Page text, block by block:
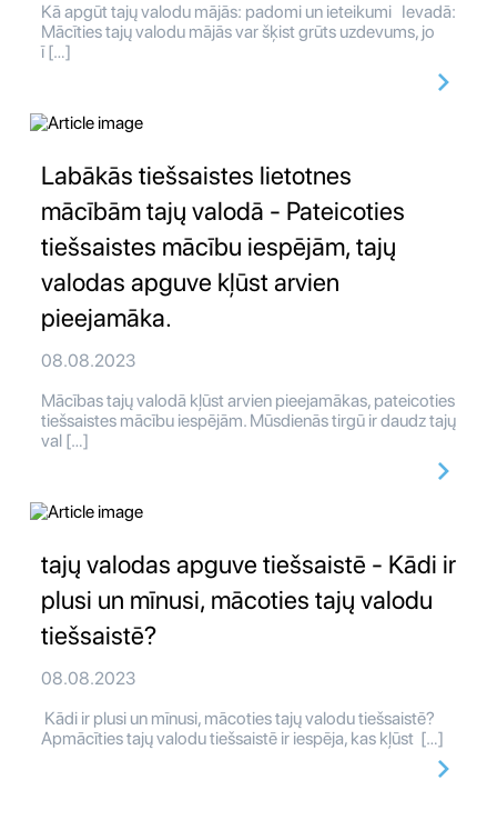
Kā apgūt tajų valodu mājās: padomi un ieteikumi Ievadā:
Mācīties tajų valodu mājās var šķist grūts uzdevums, jo
ī […]
Labākās tiešsaistes lietotnes
mācībām tajų valodā - Pateicoties
tiešsaistes mācību iespējām, tajų
valodas apguve kļūst arvien
pieejamāka.
08.08.2023
Mācības tajų valodā kļūst arvien pieejamākas, pateicoties
tiešsaistes mācību iespējām. Mūsdienās tirgū ir daudz tajų
val […]
tajų valodas apguve tiešsaistē - Kādi ir
plusi un mīnusi, mācoties tajų valodu
tiešsaistē?
08.08.2023
Kādi ir plusi un mīnusi, mācoties tajų valodu tiešsaistē?
Apmācīties tajų valodu tiešsaistē ir iespēja, kas kļūst […]